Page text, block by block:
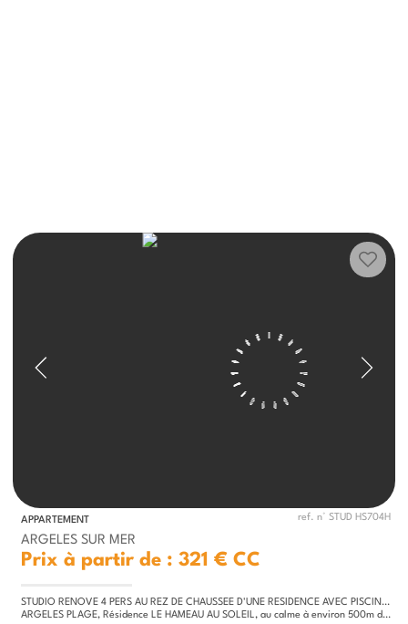
APPARTEMENT ref. n° STUD HS704H
ARGELES SUR MER
Prix à partir de : 321 € CC
STUDIO RENOVE 4 PERS AU REZ DE CHAUSSEE D'UNE RESIDENCE AVEC PISCINE ET TENNIS
ARGELES PLAGE, Résidence LE HAMEAU AU SOLEIL, au calme à environ 500m de la plage. Au rez de chaussée d'une résidence...